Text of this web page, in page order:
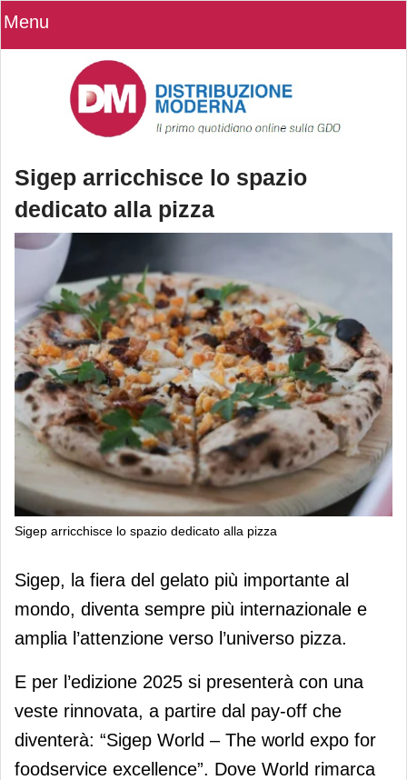
Menu
Sigep arricchisce lo spazio
dedicato alla pizza
Sigep arricchisce lo spazio dedicato alla pizza
Sigep arricchisce lo spazio dedicato
alla pizza
Sigep, la fiera del gelato più importante al
mondo, diventa sempre più internazionale e
amplia l’attenzione verso l’universo pizza.
E per l’edizione 2025 si presenterà con una
veste rinnovata, a partire dal pay-off che
diventerà: “Sigep World – The world expo for
foodservice excellence”. Dove World rimarca